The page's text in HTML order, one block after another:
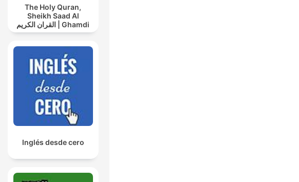
The Holy Quran,
Sheikh Saad Al
Ghamdi | القران الكريم
سعد الغامدي
Inglés desde cero